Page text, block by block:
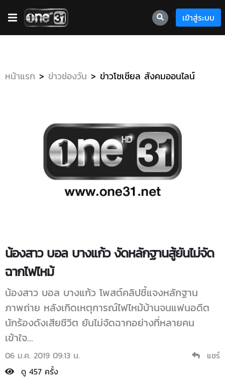
เข้าสู่ระบบ
หน้าแรก ข่าวช่องวัน ข่าวโซเชียล สังคมออนไลน์
น้องสาว บอล บางแก้ว งัดหลักฐานสู้ยันไม่จัด
ฉากไฟไหม้
น้องสาว บอล บางแก้ว โพสต์คลิปชี้แจงหลักฐาน
ภาพถ่าย หลังเกิดเหตุการณ์ไฟไหม้บ้านจนแฟนอดีต
นักร้องดังเสียชีวิต ยันไม่จัดฉากอย่างที่หลายคน
เข้าใจ...
06 ม.ค. 2019 09:13 น.
แชร์
ดู 457 ครั้ง